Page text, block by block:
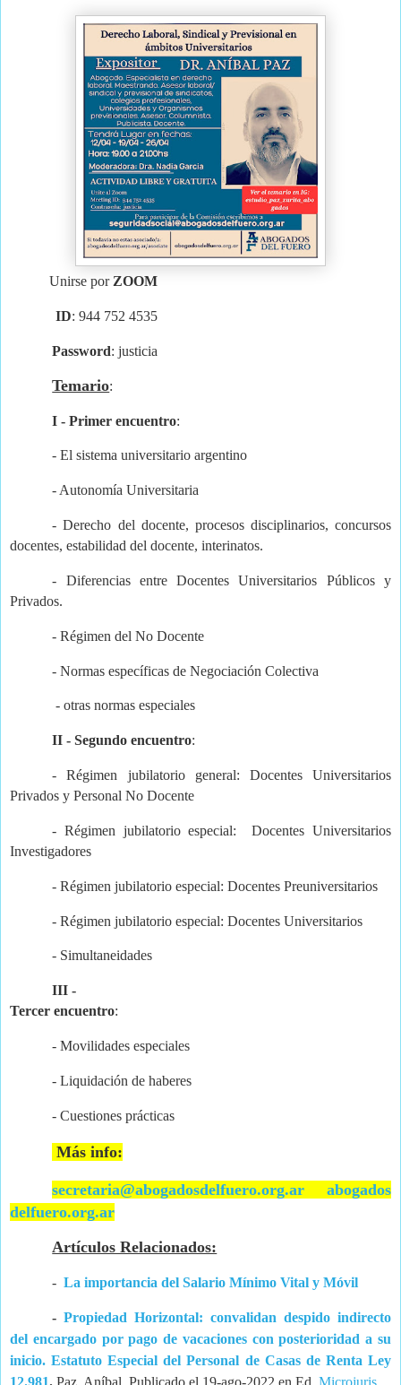
Unirse por ZOOM
ID: 944 752 4535
Password: justicia
Temario:
I - Primer encuentro:
- El sistema universitario argentino
- Autonomía Universitaria
- Derecho del docente, procesos disciplinarios, concursos
docentes, estabilidad del docente, interinatos.
- Diferencias entre Docentes Universitarios Públicos y
Privados.
- Régimen del No Docente
- Normas específicas de Negociación Colectiva
- otras normas especiales
II - Segundo encuentro:
- Régimen jubilatorio general: Docentes Universitarios
Privados y Personal No Docente
- Régimen jubilatorio especial: Docentes Universitarios
Investigadores
- Régimen jubilatorio especial: Docentes Preuniversitarios
- Régimen jubilatorio especial: Docentes Universitarios
- Simultaneidades
III -
Tercer encuentro:
- Movilidades especiales
- Liquidación de haberes
- Cuestiones prácticas
Más info:
secretaria@abogadosdelfuero.org.ar
abogados
delfuero.org.ar
Artículos Relacionados:
- La importancia del Salario Mínimo Vital y Móvil
-Propiedad Horizontal: convalidan despido indirecto
del encargado por pago de vacaciones con posterioridad a su
inicio. Estatuto Especial del Personal de Casas de Renta Ley
12.981. Paz, Aníbal. Publicado el 19-ago-2022 en Ed. Microjuris